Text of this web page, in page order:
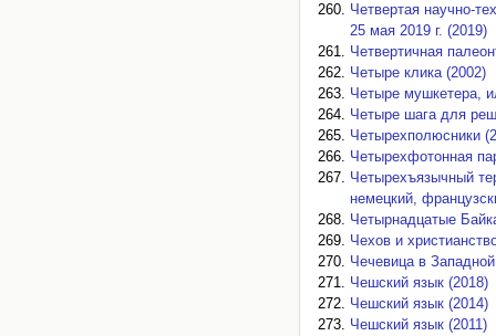
Четвертая научно-
25 мая 2019 г. (2019)
Четвертичная
Четыре клика (2002)
Четыре мушкетера,
Четыре шага для
Четырехполюсники
Четырехфотонная
Четырехъязычный
немецкий,
Четырнадцатые
Чехов и
Чечевица в
Чешский язык (2018)
Чешский язык (2014)
Чешский язык (2011)